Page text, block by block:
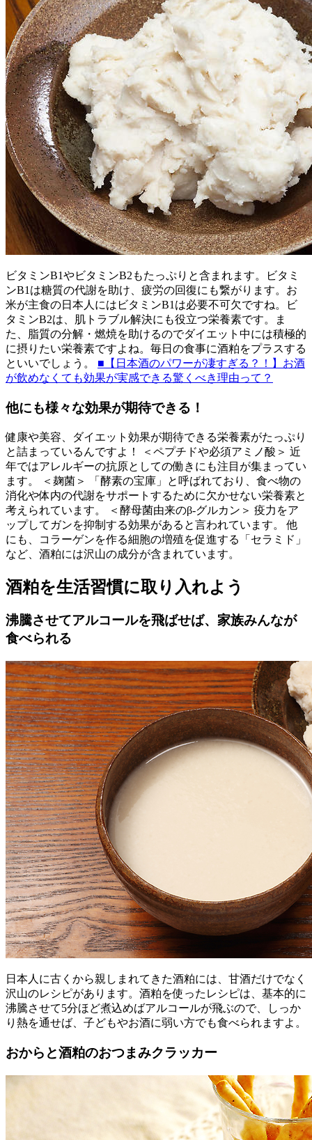
ビタミンB1やビタミンB2もたっぷりと含まれます。ビタミ
ンB1は糖質の代謝を助け、疲労の回復にも繋がります。お
米が主食の日本人にはビタミンB1は必要不可欠ですね。ビ
タミンB2は、肌トラブル解決にも役立つ栄養素です。ま
た、脂質の分解・燃焼を助けるのでダイエット中には積極的
に摂りたい栄養素ですよね。毎日の食事に酒粕をプラスする
といいでしょう。 ■【日本酒のパワーが凄すぎる？！】お酒
が飲めなくても効果が実感できる驚くべき理由って？
他にも様々な効果が期待できる！
健康や美容、ダイエット効果が期待できる栄養素がたっぷり
と詰まっているんですよ！ ＜ペプチドや必須アミノ酸＞ 近
年ではアレルギーの抗原としての働きにも注目が集まってい
ます。 ＜麹菌＞ 「酵素の宝庫」と呼ばれており、食べ物の
消化や体内の代謝をサポートするために欠かせない栄養素と
考えられています。 ＜酵母菌由来のβ-グルカン＞ 疫力をア
ップしてガンを抑制する効果があると言われています。 他
にも、コラーゲンを作る細胞の増殖を促進する「セラミド」
など、酒粕には沢山の成分が含まれています。
酒粕を生活習慣に取り入れよう
沸騰させてアルコールを飛ばせば、家族みんなが
食べられる
日本人に古くから親しまれてきた酒粕には、甘酒だけでなく
沢山のレシピがあります。酒粕を使ったレシピは、基本的に
沸騰させて5分ほど煮込めばアルコールが飛ぶので、しっか
り熱を通せば、子どもやお酒に弱い方でも食べられますよ。
おからと酒粕のおつまみクラッカー